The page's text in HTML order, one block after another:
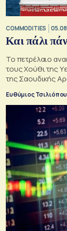
COMMODITIES
Και πάλι
Το πετρέλαιο
τους Χούθι της
της Σαουδικής
Ευθύμιος